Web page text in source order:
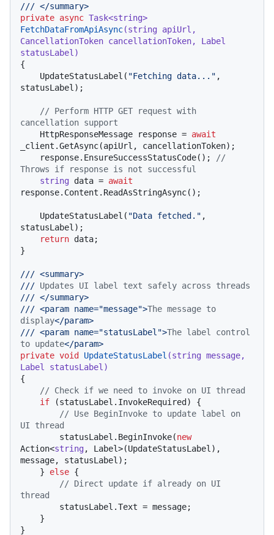
/// </summary>
private async Task<string
FetchDataFromApiAsync(string apiUrl,
CancellationToken cancellationToken, Label
statusLabel )
{
    UpdateStatusLabel(
"Fetching data..." ,
statusLabel);
// Perform HTTP GET request with
cancellation support
    HttpResponseMessage response =
await
_client.GetAsync(apiUrl, cancellationToken);
    response.EnsureSuccessStatusCode();
//
Throws if response is not successful
string data = await
response.Content.ReadAsStringAsync();
    UpdateStatusLabel(
"Data fetched." ,
statusLabel);
return data;
}
/// <summary>
/// Updates UI label text safely across threads
/// </summary>
/// <param name="message">The message to
display</param>
/// <param name="statusLabel">The label control
to update</param>
private void UpdateStatusLabel (string message,
Label statusLabel )
{
// Check if we need to invoke on UI thread
if (statusLabel.InvokeRequired) {
// Use BeginInvoke to update label on
UI thread
        statusLabel.BeginInvoke(
new
Action<string, Label>(UpdateStatusLabel),
message, statusLabel);
    }
else {
// Direct update if already on UI
thread